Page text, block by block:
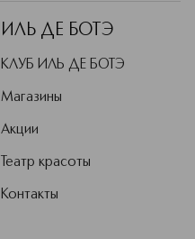
ИЛЬ ДЕ БОТЭ
КЛУБ ИЛЬ ДЕ БОТЭ
Магазины
Акции
Театр красоты
Контакты